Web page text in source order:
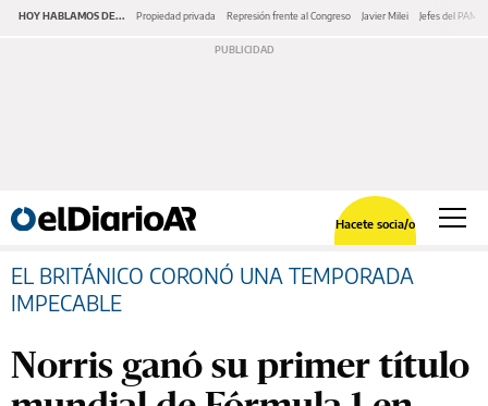
HOY HABLAMOS DE... Propiedad privada Represión frente al Congreso Javier Milei Jefes del PAMI
Hacete socia/o
EL BRITÁNICO CORONÓ UNA TEMPORADA
IMPECABLE
Norris ganó su primer título